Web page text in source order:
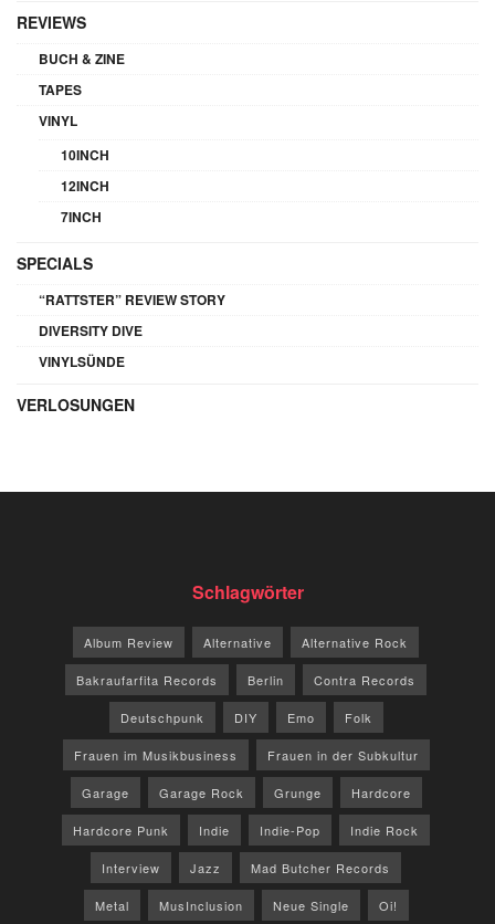
REVIEWS
BUCH & ZINE
TAPES
VINYL
10INCH
12INCH
7INCH
SPECIALS
“RATTSTER” REVIEW STORY
DIVERSITY DIVE
VINYLSÜNDE
VERLOSUNGEN
Schlagwörter
Album Review Alternative Alternative Rock
Bakraufarfita Records Berlin Contra Records
Deutschpunk DIY Emo Folk
Frauen im Musikbusiness Frauen in der Subkultur
Garage Garage Rock Grunge Hardcore
Hardcore Punk Indie Indie-Pop Indie Rock
Interview Jazz Mad Butcher Records
Metal MusInclusion Neue Single Oi!